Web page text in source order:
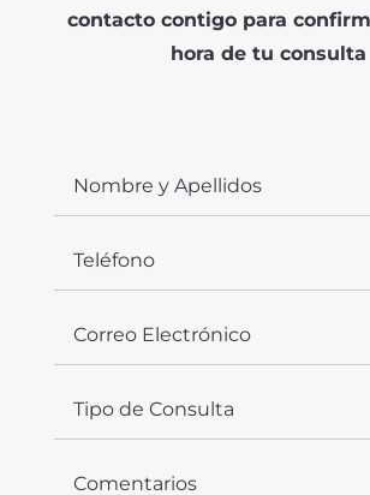
contacto contigo para
hora de tu consulta